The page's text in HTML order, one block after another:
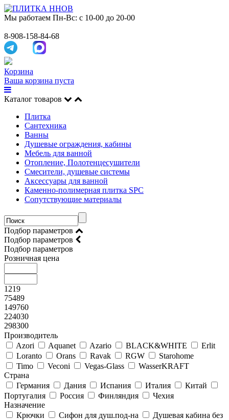
Мы работаем Пн-Вс: с 10-00 до 20-00
8-908-158-84-68
Корзина
Ваша корзина пуста
Каталог товаров
Плитка
Сантехника
Ванны
Душевые ограждения, кабины
Мебель для ванной
Отопление, Полотенцесушители
Смесители, душевые системы
Аксессуары для ванной
Каменно-полимерная плитка SPC
Сопутствующие материалы
Подбор параметров
Подбор параметров
Подбор параметров
Розничная цена
1219
75489
149760
224030
298300
Производитель
Azori
Aquanet Azario BLACK&WHITE
Erlit
Loranto
Orans Ravak RGW
Starohome
Timo
Veconi Vegas-Glass
WasserKRAFT
Страна
Германия
Дания Испания Италия
Китай
Португалия
Россия Финляндия
Чехия
Назначение
Крючки
Сифон для душ.под-на
Душевая кабина без